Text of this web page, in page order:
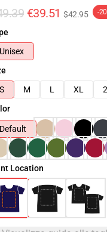
€39.51 $42.95 -
Unisex
S
M L XL
Default
Location